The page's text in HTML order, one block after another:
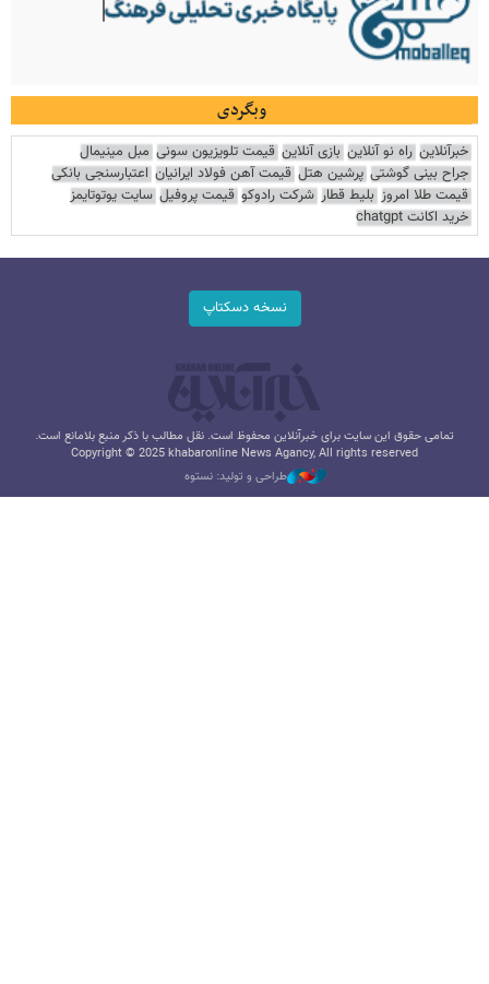
وبگردی
خبرآنلاین راه نو آنلاین بازی آنلاین قیمت تلویزیون سونی مبل مینیمال
جراح بینی گوشتی پرشین هتل قیمت آهن فولاد ایرانیان اعتبارسنجی بانکی
قیمت طلا امروز بلیط قطار شرکت رادوکو قیمت پروفیل سایت یوتوتایمز
خرید اکانت chatgpt
نسخه دسکتاپ
تمامی حقوق این سایت برای خبرآنلاین محفوظ است. نقل مطالب با ذکر منبع بلامانع است.
Copyright © 2025 khabaronline News Agancy, All rights reserved
طراحی و تولید: نستوه